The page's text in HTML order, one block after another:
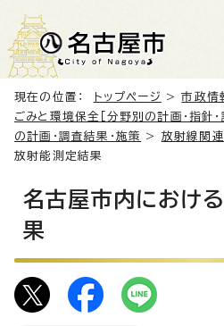
現在の位置： トップページ >市政情
ごみと環境保全［分野別の計画・指針・
の計画・調査結果・施策
> 放射線関
放射能測定結果
名古屋市内におけ
果